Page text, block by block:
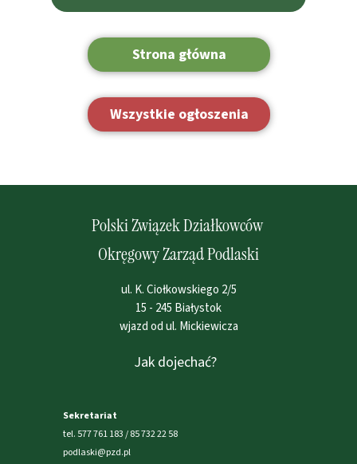
Wszystkie ogłoszenia
Strona główna
Jak dojechać?
Polski Związek Działkowców
Okręgowy Zarząd Podlaski
ul. K. Ciołkowskiego 2/5
15 - 245 Białystok
wjazd od ul. Mickiewicza
Sekretariat
tel. 577 761 183 / 85 732 22 58
podlaski@pzd.pl